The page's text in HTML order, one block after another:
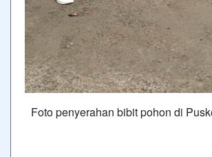
Foto penyerahan bibit pohon di